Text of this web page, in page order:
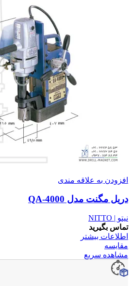
افزودن به علاقه مندی
دریل مگنت مدل QA-4000
نیتو | NITTO
تماس بگیرید
اطلاعات بیشتر
مقایسه
مشاهده سریع